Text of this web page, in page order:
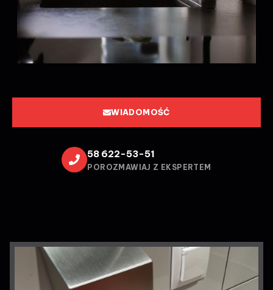
WIADOMOŚĆ
58 622-53-51
POROZMAWIAJ Z EKSPERTEM